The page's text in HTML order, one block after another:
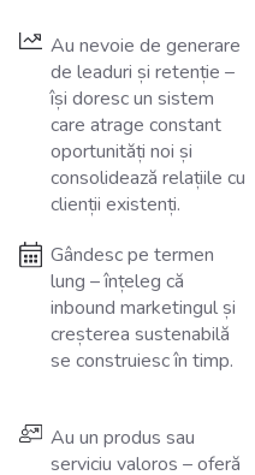
Au nevoie de generare
de leaduri și retenție –
își doresc un sistem
care atrage constant
oportunități noi și
consolidează relațiile cu
clienții existenți.
Gândesc pe termen
lung – înțeleg că
inbound marketingul și
creșterea sustenabilă
se construiesc în timp.
Au un produs sau
serviciu valoros – oferă